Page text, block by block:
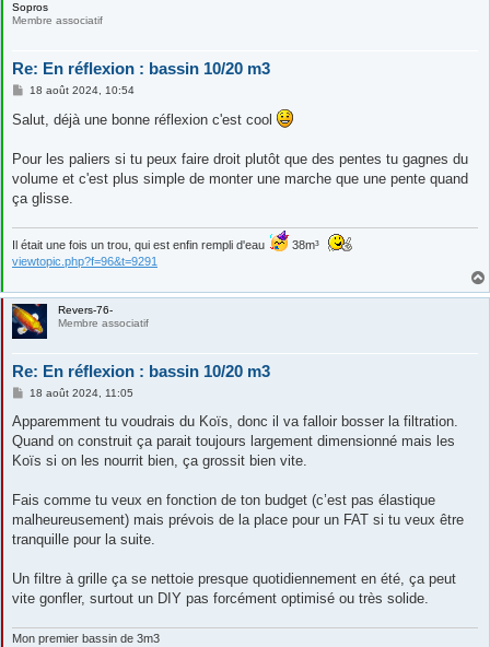
Sopros
Membre associatif
Re: En réflexion : bassin 10/20 m3
M
s
s
g
e
18 août 2024, 10:54
Salut, déjà une bonne réflexion c'est cool
Pour les paliers si tu peux faire droit plutôt que des pentes tu gagnes du
volume et c'est plus simple de monter une marche que une pente quand
ça glisse.
Il était une fois un trou, qui est enfin rempli d'eau
38m³
viewtopic.php?f=96&t=9291
Revers-76-
Membre associatif
Re: En réflexion : bassin 10/20 m3
M
s
s
a
g
18 août 2024, 11:05
Apparemment tu voudrais du Koïs, donc il va falloir bosser la filtration.
Quand on construit ça parait toujours largement dimensionné mais les
Koïs si on les nourrit bien, ça grossit bien vite.
Fais comme tu veux en fonction de ton budget (c’est pas élastique
malheureusement) mais prévois de la place pour un FAT si tu veux être
tranquille pour la suite.
Un filtre à grille ça se nettoie presque quotidiennement en été, ça peut
vite gonfler, surtout un DIY pas forcément optimisé ou très solide.
Mon premier bassin de 3m3